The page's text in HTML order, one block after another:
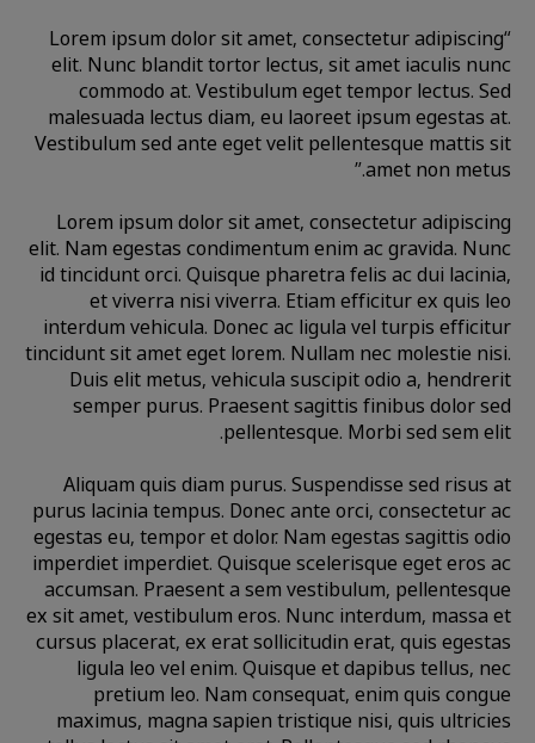
“Lorem ipsum dolor sit amet, consectetur adipiscing
elit. Nunc blandit tortor lectus, sit amet iaculis nunc
commodo at. Vestibulum eget tempor lectus. Sed
malesuada lectus diam, eu laoreet ipsum egestas at.
Vestibulum sed ante eget velit pellentesque mattis sit
amet non metus.”
Lorem ipsum dolor sit amet, consectetur adipiscing
elit. Nam egestas condimentum enim ac gravida. Nunc
id tincidunt orci. Quisque pharetra felis ac dui lacinia,
et viverra nisi viverra. Etiam efficitur ex quis leo
interdum vehicula. Donec ac ligula vel turpis efficitur
tincidunt sit amet eget lorem. Nullam nec molestie nisi.
Duis elit metus, vehicula suscipit odio a, hendrerit
semper purus. Praesent sagittis finibus dolor sed
pellentesque. Morbi sed sem elit.
Aliquam quis diam purus. Suspendisse sed risus at
purus lacinia tempus. Donec ante orci, consectetur ac
egestas eu, tempor et dolor. Nam egestas sagittis odio
imperdiet imperdiet. Quisque scelerisque eget eros ac
accumsan. Praesent a sem vestibulum, pellentesque
ex sit amet, vestibulum eros. Nunc interdum, massa et
cursus placerat, ex erat sollicitudin erat, quis egestas
ligula leo vel enim. Quisque et dapibus tellus, nec
pretium leo. Nam consequat, enim quis congue
maximus, magna sapien tristique nisi, quis ultricies